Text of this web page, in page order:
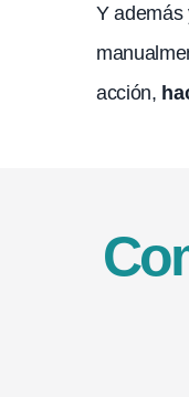
Y además
acción,